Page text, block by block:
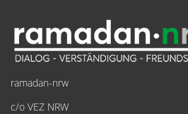
ramadan-nrw
c/o VEZ NRW